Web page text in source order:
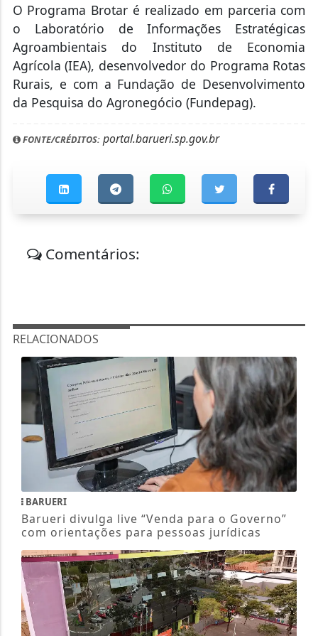
O Programa Brotar é realizado em parceria com
o Laboratório de Informações Estratégicas
Agroambientais do Instituto de Economia
Agrícola (IEA), desenvolvedor do Programa Rotas
Rurais, e com a Fundação de Desenvolvimento
da Pesquisa do Agronegócio (Fundepag).
FONTE/CRÉDITOS:portal.barueri.sp.gov.br
Comentários:
RELACIONADOS
BARUERI
Barueri divulga live “Venda para o Governo”
com orientações para pessoas jurídicas